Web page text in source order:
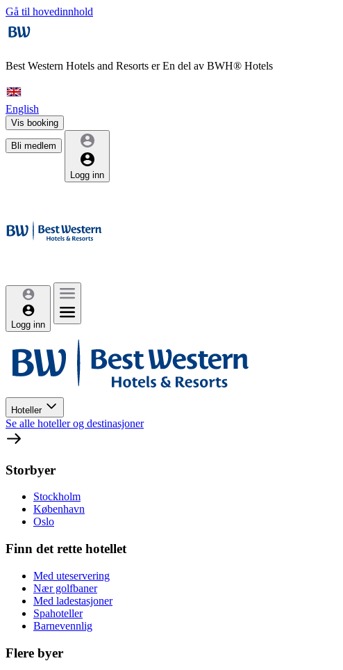
Gå til hovedinnhold
Best Western Hotels and Resorts erEn del av BWH® Hotels
English
Vis booking
Bli medlem
Logg inn
Logg inn
Hoteller
Se alle hoteller og destinasjoner
Storbyer
Stockholm
København
Oslo
Finn det rette hotellet
Med uteservering
Nær golfbaner
Med ladestasjoner
Spahoteller
Barnevennlig
Flere byer